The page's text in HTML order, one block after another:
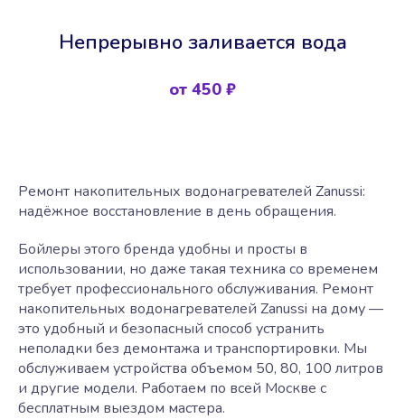
Непрерывно заливается вода
от 450 ₽
Ремонт накопительных водонагревателей Zanussi:
надёжное восстановление в день обращения.
Бойлеры этого бренда удобны и просты в
использовании, но даже такая техника со временем
требует профессионального обслуживания. Ремонт
накопительных водонагревателей Zanussi на дому —
это удобный и безопасный способ устранить
неполадки без демонтажа и транспортировки. Мы
обслуживаем устройства объемом 50, 80, 100 литров
и другие модели. Работаем по всей Москве с
бесплатным выездом мастера.